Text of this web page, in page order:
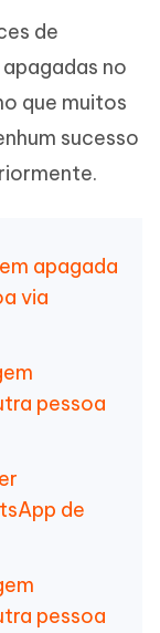
de
no
que muitos
sucesso
apagada
via
pessoa
de
pessoa